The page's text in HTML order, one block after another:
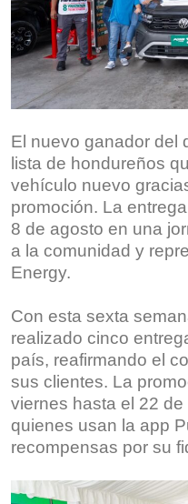
El nuevo ganador del
lista de hondureños
vehículo nuevo
promoción. La
8 de agosto en una
a la comunidad y
Energy.
Con esta sexta
realizado cinco
país, reafirmando el
sus clientes. La
viernes hasta el 22
quienes usan la app
recompensas por su